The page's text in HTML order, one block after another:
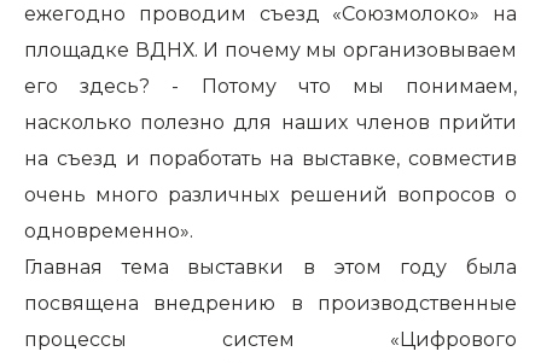
ежегодно проводим съезд «Союзмолоко» на
площадке ВДНХ. И почему мы организовываем
его здесь? - Потому что мы понимаем,
насколько полезно для наших членов прийти
на съезд и поработать на выставке, совместив
очень много различных решений вопросов о
одновременно».
Главная тема выставки в этом году была
посвящена внедрению в производственные
процессы систем
«Цифрового